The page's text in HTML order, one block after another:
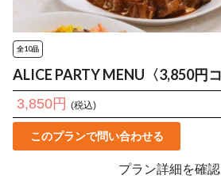
全10品
ALICE PARTY MENU〈3,850円
3,850円 (税込)
このプランで問い合わせる
プラン詳細を確認